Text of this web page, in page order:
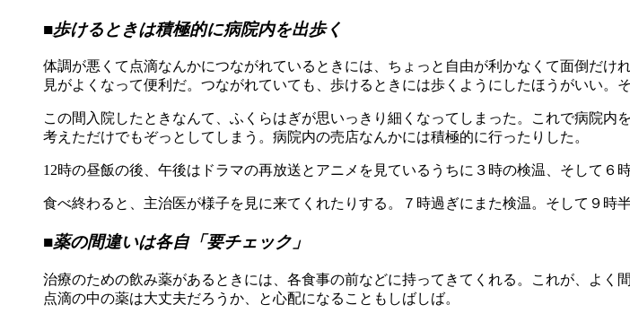
■歩けるときは積極的に病院内を出歩く
体調が悪くて点滴なんかにつながれているときには、ちょっと自由が利かなくて面倒だけ
見がよくなって便利だ。つながれていても、歩けるときには歩くようにしたほうがいい。
この間入院したときなんて、ふくらはぎが思いっきり細くなってしまった。これで病院内
考えただけでもぞっとしてしまう。病院内の売店なんかには積極的に行ったりした。
12時の昼飯の後、午後はドラマの再放送とアニメを見ているうちに３時の検温、そして６
食べ終わると、主治医が様子を見に来てくれたりする。７時過ぎにまた検温。そして９時
■薬の間違いは各自「要チェック」
治療のための飲み薬があるときには、各食事の前などに持ってきてくれる。これが、よく
点滴の中の薬は大丈夫だろうか、と心配になることもしばしば。